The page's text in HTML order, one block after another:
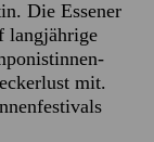
Die Essener
langjährige
mit.